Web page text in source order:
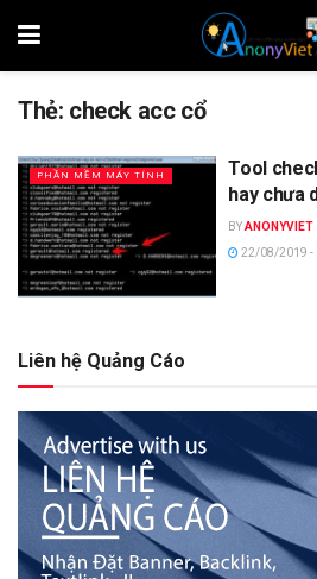
Thẻ: check acc cổ
PHẦN MỀM MÁY TÍNH
Tool
hay chưa
BYANONYVIET
22/08/2019 -
Liên hệ Quảng Cáo